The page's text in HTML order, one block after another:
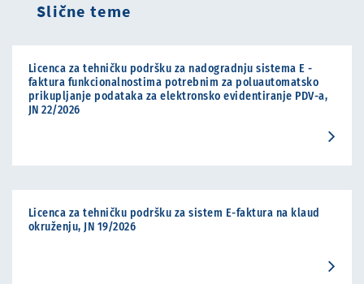
Slične teme
Licenca za tehničku podršku za nadogradnju sistema E -
faktura funkcionalnostima potrebnim za poluautomatsko
prikupljanje podataka za elektronsko evidentiranje PDV-a,
JN 22/2026
Licenca za tehničku podršku za sistem E-faktura na klaud
okruženju, JN 19/2026